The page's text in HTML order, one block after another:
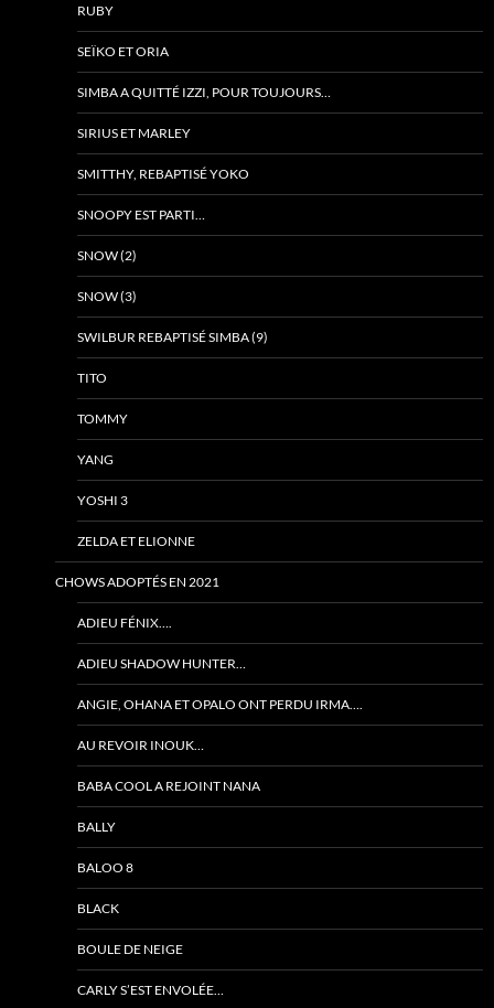
RUBY
SEÏKO ET ORIA
SIMBA A QUITTÉ IZZI, POUR TOUJOURS…
SIRIUS ET MARLEY
SMITTHY, REBAPTISÉ YOKO
SNOOPY EST PARTI…
SNOW (2)
SNOW (3)
SWILBUR REBAPTISÉ SIMBA (9)
TITO
TOMMY
YANG
YOSHI 3
ZELDA ET ELIONNE
CHOWS ADOPTÉS EN 2021
ADIEU FÉNIX….
ADIEU SHADOW HUNTER…
ANGIE, OHANA ET OPALO ONT PERDU IRMA….
AU REVOIR INOUK…
BABA COOL A REJOINT NANA
BALLY
BALOO 8
BLACK
BOULE DE NEIGE
CARLY S’EST ENVOLÉE…